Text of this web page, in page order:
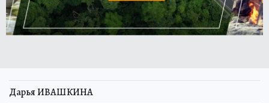
Дарья ИВАШКИНА